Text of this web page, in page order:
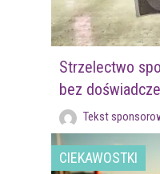
Strzelectwo
bez
Tekst
CIEKAWOSTKI